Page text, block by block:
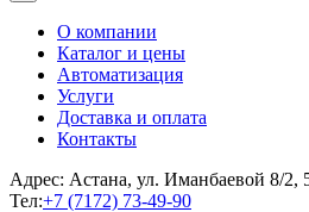
О компании
Каталог и цены
Автоматизация
Услуги
Доставка и оплата
Контакты
Адрес: Астана, ул. Иманбаевой 8/2,
Тел:+7 (7172) 73-49-90